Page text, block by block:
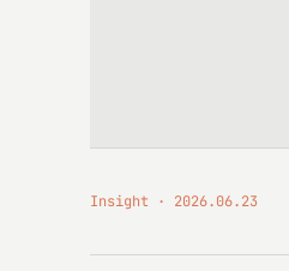
Insight 2026.06.23